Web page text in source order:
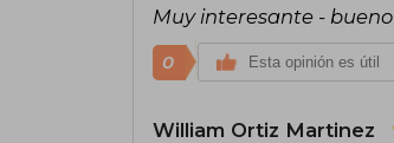
Muy interesante - bueno
0 Esta opinión es útil
William Ortiz Martinez